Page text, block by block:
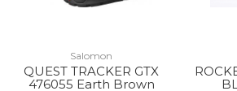
Salomon
QUEST TRACKER GTX
476055 Earth Brown